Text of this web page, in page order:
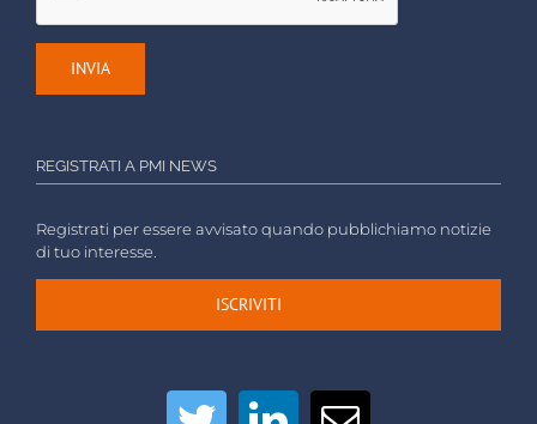
REGISTRATI A PMI NEWS
Registrati per essere avvisato quando pubblichiamo notizie
di tuo interesse.
ISCRIVITI